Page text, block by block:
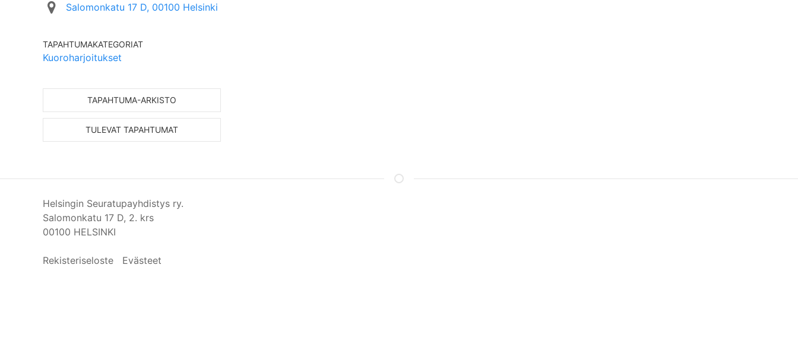
Salomonkatu 17 D, 00100 Helsinki
TAPAHTUMAKATEGORIAT
Kuoroharjoitukset
TAPAHTUMA-ARKISTO
TULEVAT TAPAHTUMAT
Helsingin Seuratupayhdistys ry.
Salomonkatu 17 D, 2. krs
00100 HELSINKI
Rekisteriseloste Evästeet